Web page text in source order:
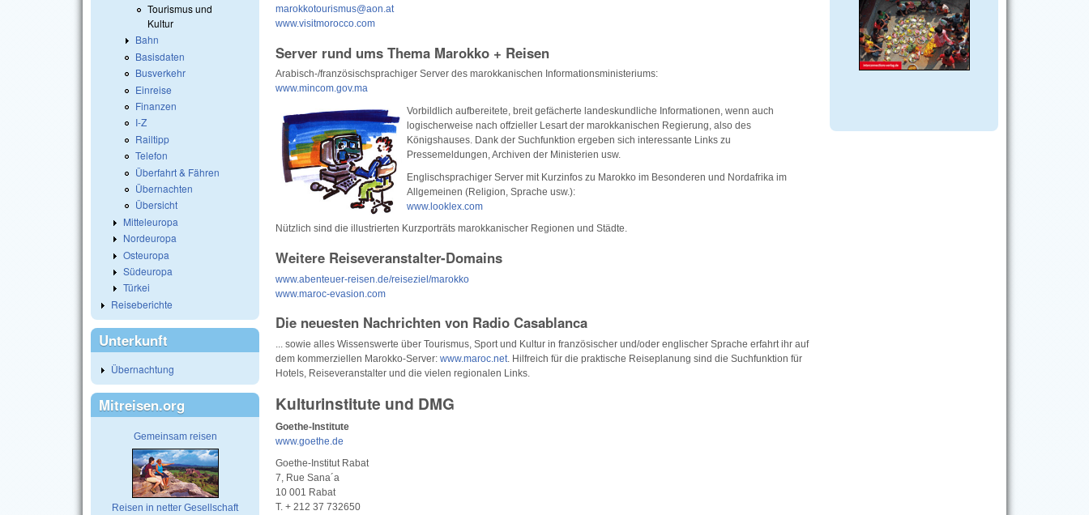
marokkotourismus@aon.at
www.visitmorocco.com
Server rund ums Thema Marokko + Reisen
Arabisch-/französischsprachiger Server des marokkanischen Informationsministeriums:
www.mincom.gov.ma
Vorbildlich aufbereitete, breit gefächerte landeskundliche Informationen, wenn auch
logischerweise nach offzieller Lesart der marokkanischen Regierung, also des
Königshauses. Dank der Suchfunktion ergeben sich interessante Links zu
Pressemeldungen, Archiven der Ministerien usw.
Englischsprachiger Server mit Kurzinfos zu Marokko im Besonderen und Nordafrika im
Allgemeinen (Religion, Sprache usw.):
www.looklex.com
Nützlich sind die illustrierten Kurzporträts marokkanischer Regionen und Städte.
Weitere Reiseveranstalter-Domains
www.abenteuer-reisen.de/reiseziel/marokko
www.maroc-evasion.com
Die neuesten Nachrichten von Radio Casablanca
... sowie alles Wissenswerte über Tourismus, Sport und Kultur in französischer und/oder englischer Sprache erfahrt ihr auf
dem kommerziellen Marokko-Server: www.maroc.net. Hilfreich für die praktische Reiseplanung sind die Suchfunktion für
Hotels, Reiseveranstalter und die vielen regionalen Links.
Kulturinstitute und DMG
Goethe-Institute
www.goethe.de
Goethe-Institut Rabat
7, Rue Sana´a
10 001 Rabat
T. + 212 37 732650
Tourismus und
Kultur
Bahn
Basisdaten
Busverkehr
Einreise
Finanzen
I-Z
Railtipp
Telefon
Überfahrt & Fähren
Übernachten
Übersicht
Mitteleuropa
Nordeuropa
Osteuropa
Südeuropa
Türkei
Reiseberichte
Unterkunft
Übernachtung
Mitreisen.org
Gemeinsam reisen
Reisen in netter Gesellschaft